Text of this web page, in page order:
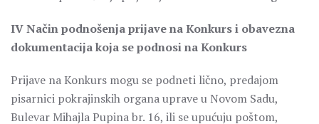
IV Način podnošenja prijave na Konkurs i obavezna
dokumentacija koja se podnosi na Konkurs
Prijave na Konkurs mogu se podneti lično, predajom
pisarnici pokrajinskih organa uprave u Novom Sadu,
Bulevar Mihajla Pupina br. 16, ili se upućuju poštom,